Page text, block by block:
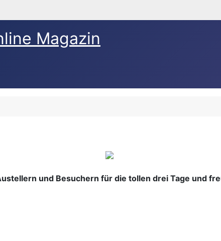
Magazin
und Besuchern für die tollen drei Tage und